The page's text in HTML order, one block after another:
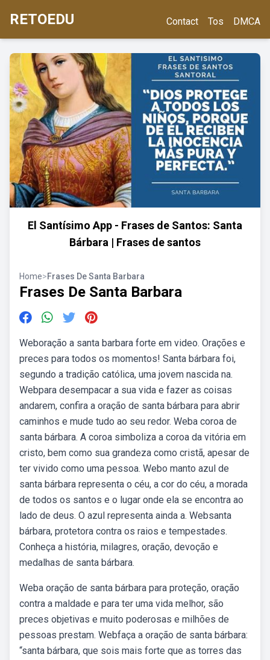
RETOEDU Contact Tos DMCA
El Santísimo App - Frases de Santos: Santa
Bárbara | Frases de santos
Home>Frases De Santa Barbara
Frases De Santa Barbara
Weboração a santa barbara forte em video. Orações e
preces para todos os momentos! Santa bárbara foi,
segundo a tradição católica, uma jovem nascida na.
Webpara desempacar a sua vida e fazer as coisas
andarem, confira a oração de santa bárbara para abrir
caminhos e mude tudo ao seu redor. Weba coroa de
santa bárbara. A coroa simboliza a coroa da vitória em
cristo, bem como sua grandeza como cristã, apesar de
ter vivido como uma pessoa. Webo manto azul de
santa bárbara representa o céu, a cor do céu, a morada
de todos os santos e o lugar onde ela se encontra ao
lado de deus. O azul representa ainda a. Websanta
bárbara, protetora contra os raios e tempestades.
Conheça a história, milagres, oração, devoção e
medalhas de santa bárbara.
Weba oração de santa bárbara para proteção, oração
contra a maldade e para ter uma vida melhor, são
preces objetivas e muito poderosas e milhões de
pessoas prestam. Webfaça a oração de santa bárbara:
“santa bárbara, que sois mais forte que as torres das